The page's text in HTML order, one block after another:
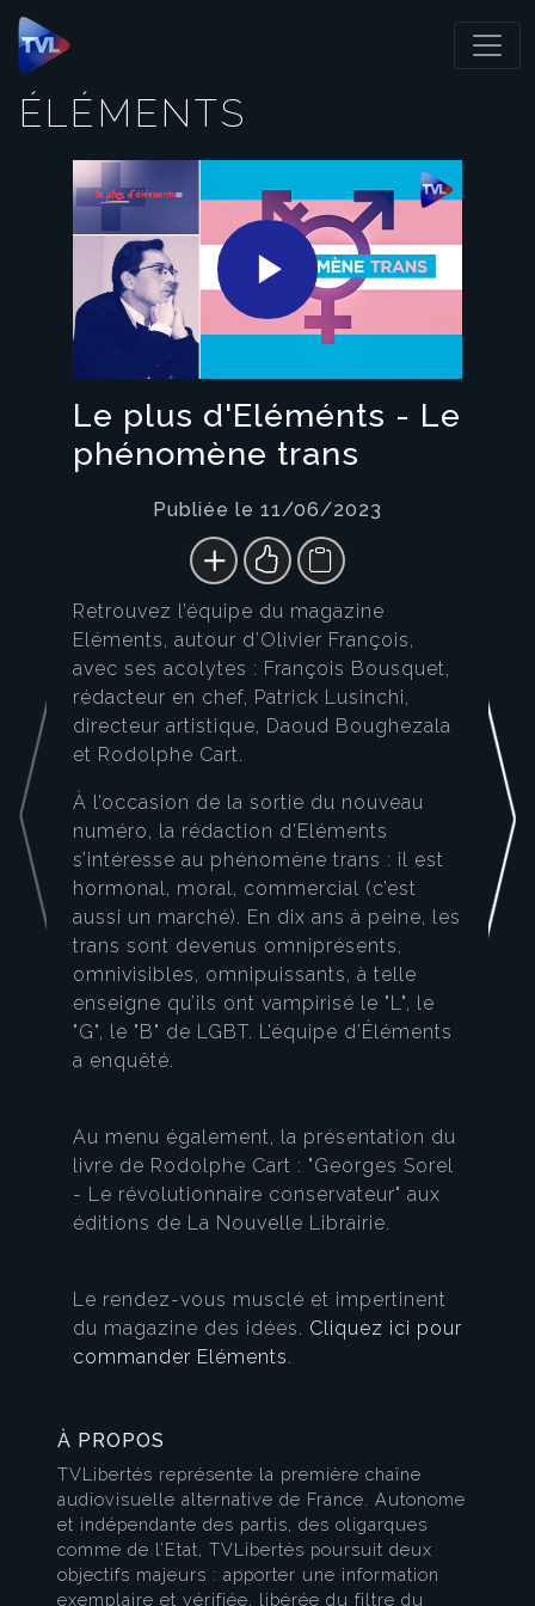
Panneau de gestion des cookies
ÉLÉMENTS
Play
Video
Le plus d'Eléménts - Le
phénomène trans
Publiée le 11/06/2023
Retrouvez l’équipe du magazine
Eléments, autour d’Olivier François,
avec ses acolytes : François Bousquet,
rédacteur en chef, Patrick Lusinchi,
directeur artistique, Daoud Boughezala
et Rodolphe Cart.
À l’occasion de la sortie du nouveau
numéro, la rédaction d’Eléments
s’intéresse au phénomène trans : il est
hormonal, moral, commercial (c’est
aussi un marché). En dix ans à peine, les
trans sont devenus omniprésents,
omnivisibles, omnipuissants, à telle
enseigne qu’ils ont vampirisé le "L", le
"G", le "B" de LGBT. L’équipe d’Éléments
a enquêté.
Au menu également, la présentation du
livre de Rodolphe Cart : "Georges Sorel
- Le révolutionnaire conservateur" aux
éditions de La Nouvelle Librairie.
Le rendez-vous musclé et impertinent
du magazine des idées. Cliquez ici pour
commander Eléments.
À PROPOS
TVLibertés représente la première chaîne
audiovisuelle alternative de France. Autonome
et indépendante des partis, des oligarques
comme de l’Etat, TVLibertés poursuit deux
objectifs majeurs : apporter une information
exemplaire et vérifiée, libérée du filtre du